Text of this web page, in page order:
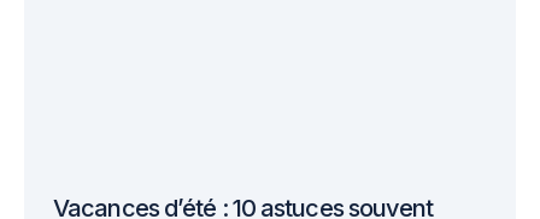
Vacances d’été : 10 astuces souvent